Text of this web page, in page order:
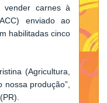
vender carnes à
enviado ao
habilitadas cinco
(Agricultura,
nossa produção”,